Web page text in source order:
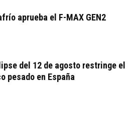
aprueba el F-MAX GEN2
del 12 de agosto restringe el
pesado en España